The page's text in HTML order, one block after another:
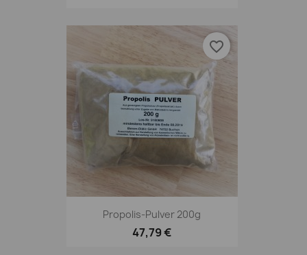
Propolis-Pulver 200g
47,79 €
favorite_border